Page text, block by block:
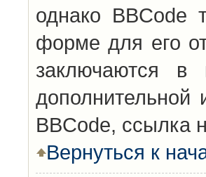
однако BBCode
форме для его
заключаются
дополнительной
BBCode, ссылка
Вернуться к